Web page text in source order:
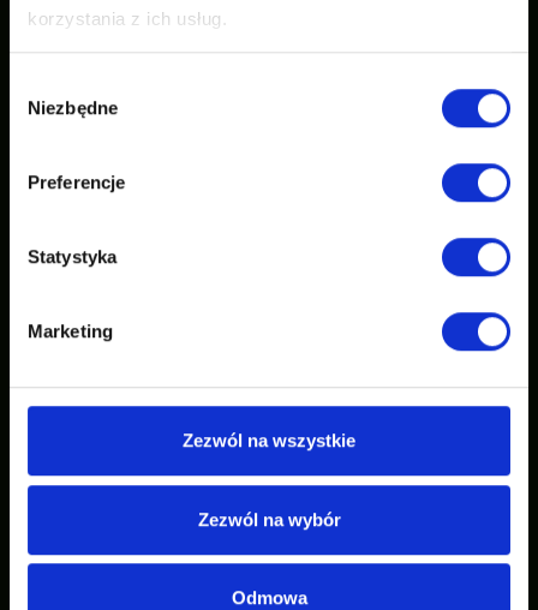
korzystania z ich usług.
zgody
Niezbędne
Preferencje
Statystyka
Marketing
Zezwól na wszystkie
Zezwól na wybór
Odmowa